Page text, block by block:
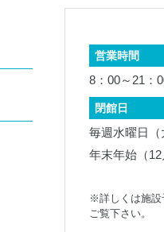
営業時間
8：00～21：
閉館日
毎週水曜日（
年末年始（12
※詳しくは施設
ご覧下さい。